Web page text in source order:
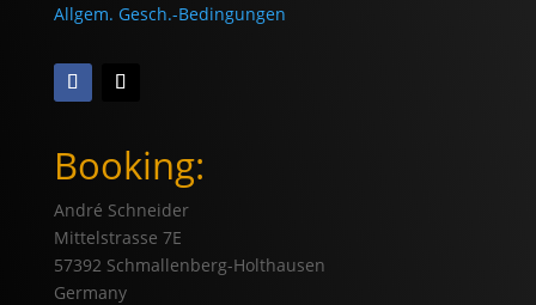
Allgem. Gesch.-Bedingungen
Booking:
André Schneider
Mittelstrasse 7E
57392 Schmallenberg-Holthausen
Germany